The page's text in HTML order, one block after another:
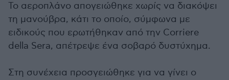
Το αεροπλάνο απογειώθηκε χωρίς να διακόψει
τη μανούβρα, κάτι το οποίο, σύμφωνα με
ειδικούς που ερωτήθηκαν από την Corriere
della Sera, απέτρεψε ένα σοβαρό δυστύχημα.
Στη συνέχεια προσγειώθηκε για να γίνει ο